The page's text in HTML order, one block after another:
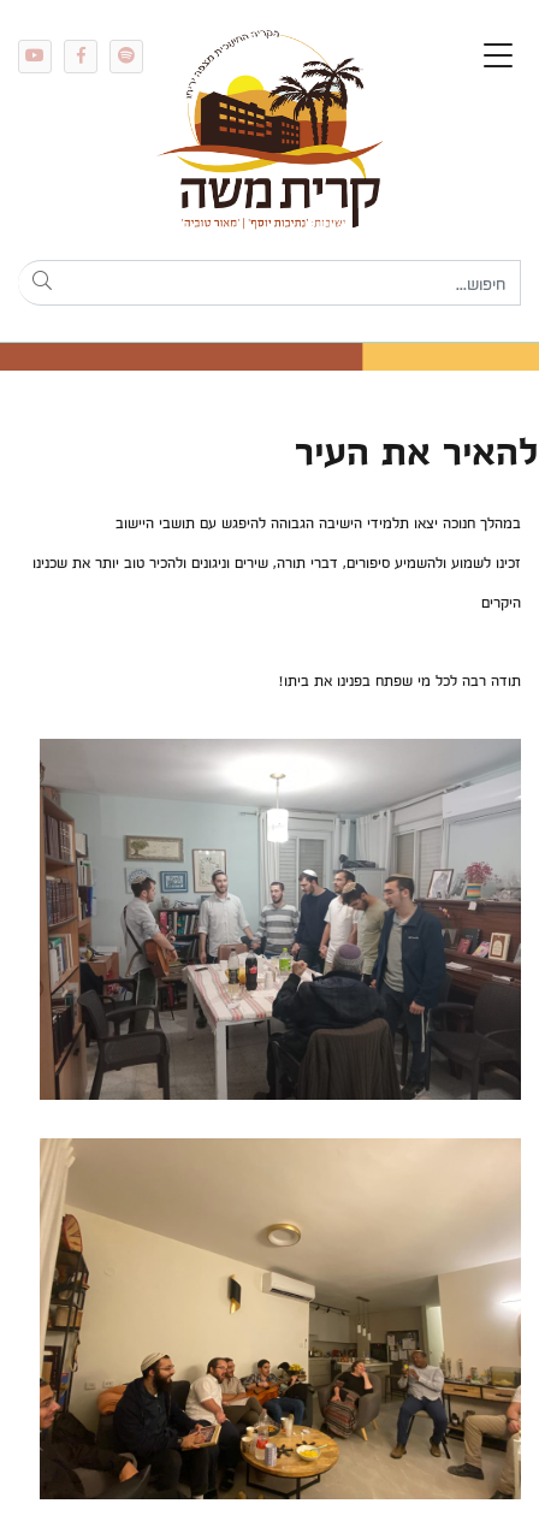
להאיר את העיר
במהלך חנוכה יצאו תלמידי הישיבה הגבוהה להיפגש עם תושבי היישוב
זכינו לשמוע ולהשמיע סיפורים, דברי תורה, שירים וניגונים ולהכיר טוב יותר את שכנינו
היקרים
תודה רבה לכל מי שפתח בפנינו את ביתו!